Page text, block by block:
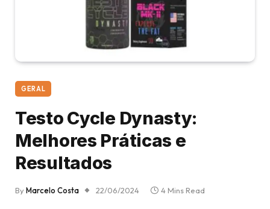
GERAL
Testo Cycle Dynasty:
Melhores Práticas e
Resultados
ByMarcelo Costa 22/06/2024 4 Mins Read